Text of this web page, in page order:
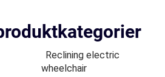
Reclining electric
wheelchair